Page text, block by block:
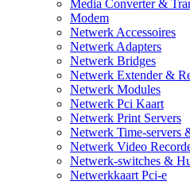
Media Converter &
Modem
Netwerk Accessoires
Netwerk Adapters
Netwerk Bridges
Netwerk Extender &
Netwerk Modules
Netwerk Pci Kaart
Netwerk Print Servers
Netwerk Time-servers
Netwerk Video
Netwerk-switches &
Netwerkkaart Pci-e